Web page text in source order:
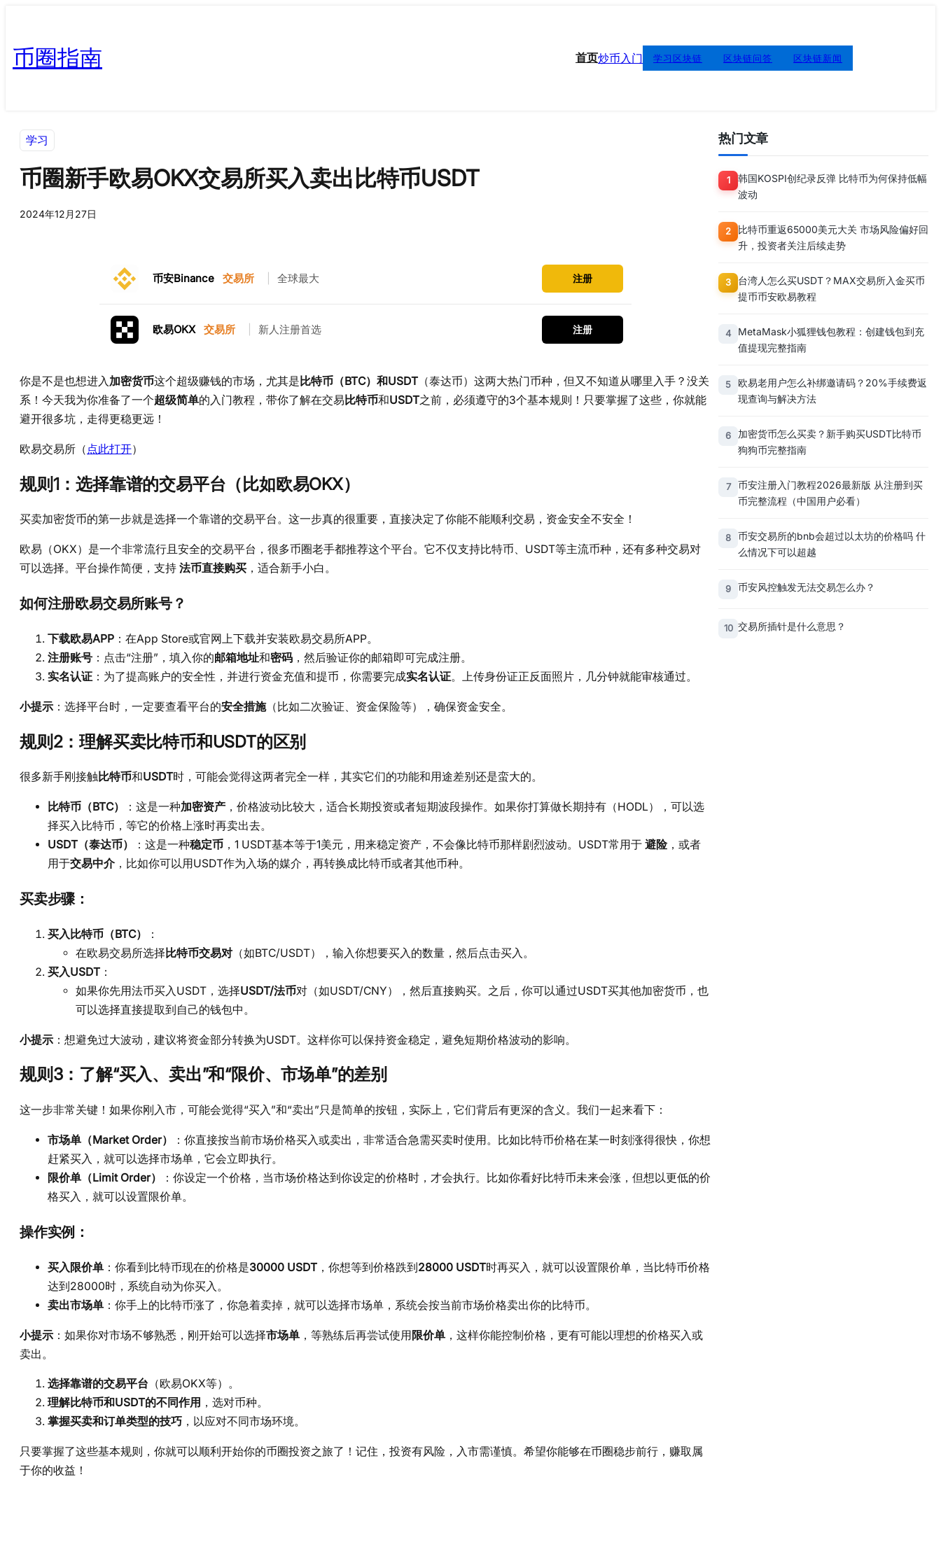
币圈指南 首页炒币入门 学习区块链 区块链问答 区块链新闻
学习
币圈新手欧易OKX交易所买入卖出比特币USDT
2024年12月27日
币安Binance 交易所 全球最大 注册
欧易OKX 交易所 新人注册首选 注册
你是不是也想进入加密货币这个超级赚钱的市场，尤其是 比特币（BTC）和USDT （泰达币）这两大热门币种，但又不知道从哪里入手？没关
系！今天我为你准备了一个超级简单的入门教程，带你了解在交易 比特币和USDT之前，必须遵守的3个基本规则！只要掌握了这些，你就能
避开很多坑，走得更稳更远！
欧易交易所（ 点此打开）
规则1：选择靠谱的交易平台（比如欧易OKX）
买卖加密货币的第一步就是选择一个靠谱的交易平台。这一步真的很重要，直接决定了你能不能顺利交易，资金安全不安全！
欧易（OKX）是一个非常流行且安全的交易平台，很多币圈老手都推荐这个平台。它不仅支持比特币、USDT等主流币种，还有多种交易对
可以选择。平台操作简便，支持 法币直接购买 ，适合新手小白。
如何注册欧易交易所账号？
下载欧易APP ：在App Store或官网上下载并安装欧易交易所APP。
注册账号 ：点击“注册”，填入你的邮箱地址和密码 ，然后验证你的邮箱即可完成注册。
实名认证 ：为了提高账户的安全性，并进行资金充值和提币，你需要完成实名认证。上传身份证正反面照片，几分钟就能审核通过。
小提示 ：选择平台时，一定要查看平台的安全措施（比如二次验证、资金保险等），确保资金安全。
规则2：理解买卖比特币和USDT的区别
很多新手刚接触比特币和USDT时，可能会觉得这两者完全一样，其实它们的功能和用途差别还是蛮大的。
比特币（BTC） ：这是一种加密资产 ，价格波动比较大，适合长期投资或者短期波段操作。如果你打算做长期持有（HODL），可以选
择买入比特币，等它的价格上涨时再卖出去。
USDT（泰达币）
：这是一种稳定币 ，1 USDT基本等于1美元，用来稳定资产，不会像比特币那样剧烈波动。USDT常用于 避险，或者
用于交易中介，比如你可以用USDT作为入场的媒介，再转换成比特币或者其他币种。
买卖步骤：
买入比特币（BTC）
：
在欧易交易所选择 比特币交易对 （如BTC/USDT），输入你想要买入的数量，然后点击买入。
买入USDT ：
如果你先用法币买入USDT，选择USDT/法币对（如USDT/CNY），然后直接购买。之后，你可以通过USDT买其他加密货币，也
可以选择直接提取到自己的钱包中。
小提示 ：想避免过大波动，建议将资金部分转换为USDT。这样你可以保持资金稳定，避免短期价格波动的影响。
规则3：了解“买入、卖出”和“限价、市场单”的差别
这一步非常关键！如果你刚入市，可能会觉得“买入”和“卖出”只是简单的按钮，实际上，它们背后有更深的含义。我们一起来看下：
市场单（Market Order）
：你直接按当前市场价格买入或卖出，非常适合急需买卖时使用。比如比特币价格在某一时刻涨得很快，你想
赶紧买入，就可以选择市场单，它会立即执行。
限价单（Limit Order）
：你设定一个价格，当市场价格达到你设定的价格时，才会执行。比如你看好比特币未来会涨，但想以更低的价
格买入，就可以设置限价单。
操作实例：
买入限价单 ：你看到比特币现在的价格是30000 USDT ，你想等到价格跌到28000 USDT时再买入，就可以设置限价单，当比特币价格
达到28000时，系统自动为你买入。
卖出市场单 ：你手上的比特币涨了，你急着卖掉，就可以选择市场单，系统会按当前市场价格卖出你的比特币。
小提示 ：如果你对市场不够熟悉，刚开始可以选择市场单 ，等熟练后再尝试使用限价单 ，这样你能控制价格，更有可能以理想的价格买入或
卖出。
选择靠谱的交易平台 （欧易OKX等）。
理解比特币和USDT的不同作用 ，选对币种。
掌握买卖和订单类型的技巧 ，以应对不同市场环境。
只要掌握了这些基本规则，你就可以顺利开始你的币圈投资之旅了！记住，投资有风险，入市需谨慎。希望你能够在币圈稳步前行，赚取属
于你的收益！
热门文章
1
韩国KOSPI创纪录反弹 比特币为何保持低幅
波动
2
比特币重返65000美元大关 市场风险偏好回
升，投资者关注后续走势
3
台湾人怎么买USDT？MAX交易所入金买币
提币币安欧易教程
4
MetaMask小狐狸钱包教程：创建钱包到充
值提现完整指南
5
欧易老用户怎么补绑邀请码？20%手续费返
现查询与解决方法
6
加密货币怎么买卖？新手购买USDT比特币
狗狗币完整指南
7
币安注册入门教程2026最新版 从注册到买
币完整流程（中国用户必看）
8
币安交易所的bnb会超过以太坊的价格吗 什
么情况下可以超越
9 币安风控触发无法交易怎么办？
10 交易所插针是什么意思？